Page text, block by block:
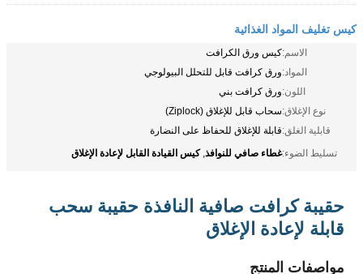
كيس تغليف المواد الغذائية
الاسم:كيس ورق الكرافت
المواد:ورق كرافت قابل للتحلل البيولوجي
اللون:ورق كرافت بني
نوع الإغلاق:سحاب قابل للإغلاق (Ziplock)
قابلية الغلق:قابلة للإغلاق للحفاظ على النضارة
تسليط الضوء:غطاء صافي للنوافذ,كيس القيادة القابل لإعادة الإغلاق
حقيبة كرافت صافية النافذة حقيبة سحب
قابلة لإعادة الإغلاق
مواصفات المنتج